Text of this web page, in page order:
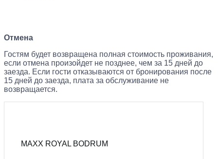
Отмена
Гостям будет возвращена полная стоимость проживания,
если отмена произойдет не позднее, чем за 15 дней до
заезда. Если гости отказываются от бронирования после
15 дней до заезда, плата за обслуживание не
возвращается.
MAXX ROYAL BODRUM